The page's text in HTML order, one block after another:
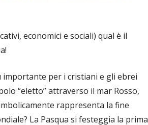
economici e sociali) qual è il
importante per i cristiani e gli ebrei
“eletto” attraverso il mar Rosso,
rappresenta la fine
La Pasqua si festeggia la prima